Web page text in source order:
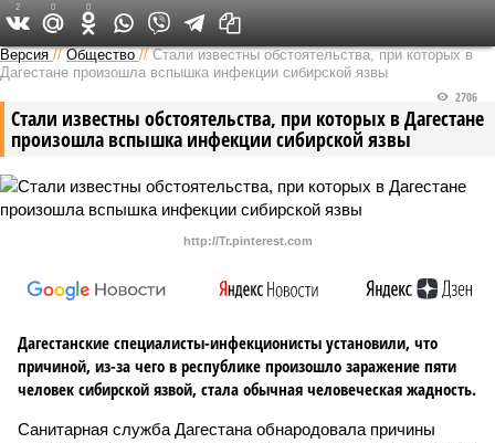
Версия на Кавказе
Версия //Общество //Стали известны обстоятельства, при которых в
Дагестане произошла вспышка инфекции сибирской язвы
Стали известны обстоятельства, при которых в Дагестане
произошла вспышка инфекции сибирской язвы
2706
http://Tr.pinterest.com
Дагестанские специалисты-инфекционисты установили, что
причиной, из-за чего в республике произошло заражение пяти
человек сибирской язвой, стала обычная человеческая жадность.
Санитарная служба Дагестана обнародовала причины
2 0 0